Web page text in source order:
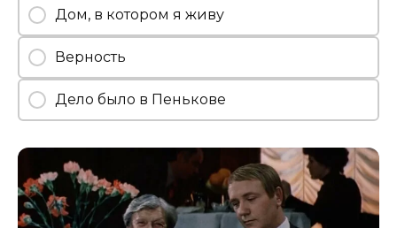
Дом, в котором я живу
Верность
Дело было в Пенькове